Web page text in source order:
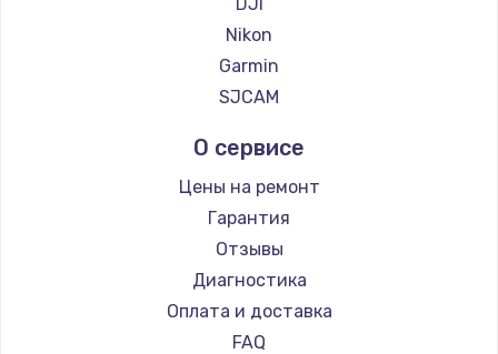
Замена регулятора режимов конфорки
Замена сенсорного датчика
1300 руб.
Заказать
Замена сигнальной лампы
1200 руб.
Nikon
Garmin
SJCAM
О сервисе
Цены на ремонт
Гарантия
Отзывы
Диагностика
Оплата и доставка
FAQ